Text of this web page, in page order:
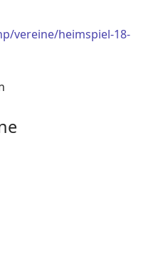
vereine/heimspiel-18-